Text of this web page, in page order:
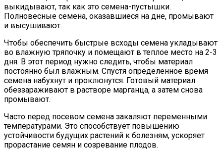
выкидывают, так как это семена-пустышки.
Полновесные семена, оказавшиеся на дне, промывают
и высушивают.
Чтобы обеспечить быстрые всходы семена укладывают
во влажную тряпочку и помещают в теплое место на 2-3
дня. В этот период нужно следить, чтобы материал
постоянно был влажным. Спустя определенное время
семена набухнут и проклюнутся. Готовый материал
обеззараживают в растворе марганца, а затем снова
промывают.
Часто перед посевом семена закаляют переменными
температурами. Это способствует повышению
устойчивости будущих растений к болезням, ускоряет
прорастание семян и созревание плодов.